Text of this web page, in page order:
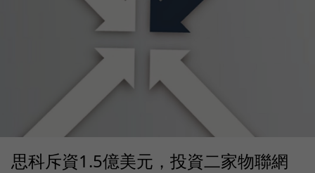
思科斥資1.5億美元，投資二家物聯網